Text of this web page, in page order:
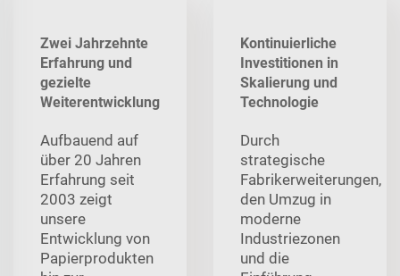
Zwei Jahrzehnte
Erfahrung und
gezielte
Weiterentwicklung
Aufbauend auf
über 20 Jahren
Erfahrung seit
2003 zeigt
unsere
Entwicklung von
Papierprodukten
Kontinuierliche
Investitionen in
Skalierung und
Technologie
Durch
strategische
Fabrikerweiterungen,
den Umzug in
moderne
Industriezonen
und die